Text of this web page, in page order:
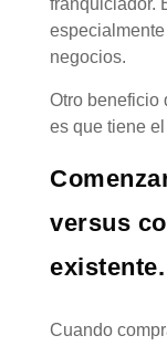
franquiciador.
negocios.
Otro beneficio
es que tiene
versus
existente.
Cuando